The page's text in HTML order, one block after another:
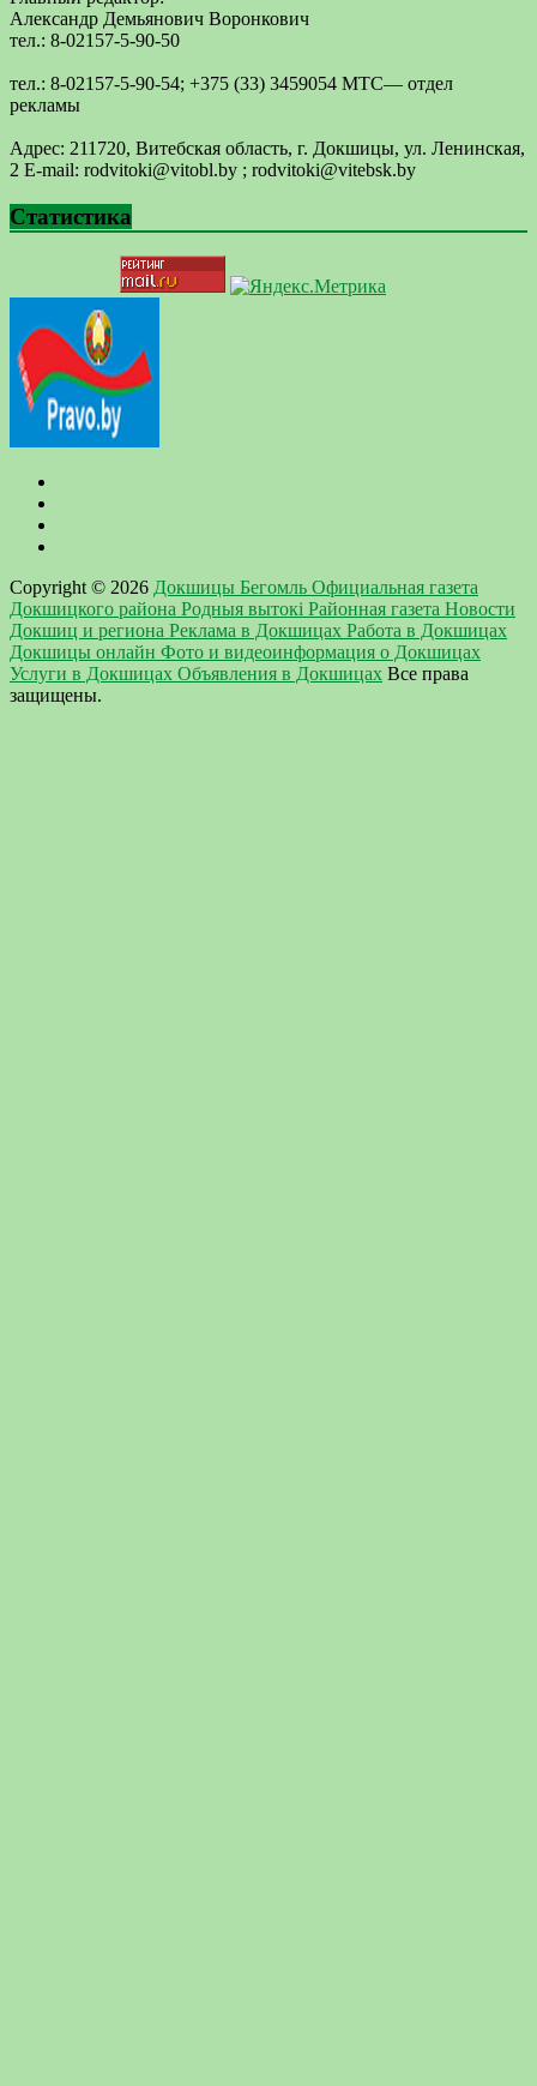
Александр Демьянович Воронкович
тел.: 8-02157-5-90-50
тел.: 8-02157-5-90-54; +375 (33) 3459054 МТС— отдел
рекламы
Адрес: 211720, Витебская область, г. Докшицы, ул. Ленинская,
2 E-mail: ​rodvitoki@​​vitobl​.by ; rodvitoki@vitebsk.by
Статистика
Copyright © 2026 Докшицы Бегомль Официальная газета
Докшицкого района Родныя вытокi Районная газета Новости
Докшиц и региона Реклама в Докшицах Работа в Докшицах
Докшицы онлайн Фото и видеоинформация о Докшицах
Услуги в Докшицах Объявления в Докшицах Все права
защищены.